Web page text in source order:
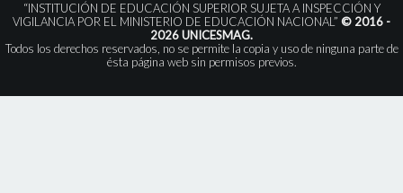
“INSTITUCIÓN DE EDUCACIÓN SUPERIOR SUJETA A INSPECCIÓN Y
VIGILANCIA POR EL MINISTERIO DE EDUCACIÓN NACIONAL” © 2016 -
2026 UNICESMAG.
Todos los derechos reservados, no se permite la copia y uso de ninguna parte de
ésta página web sin permisos previos.